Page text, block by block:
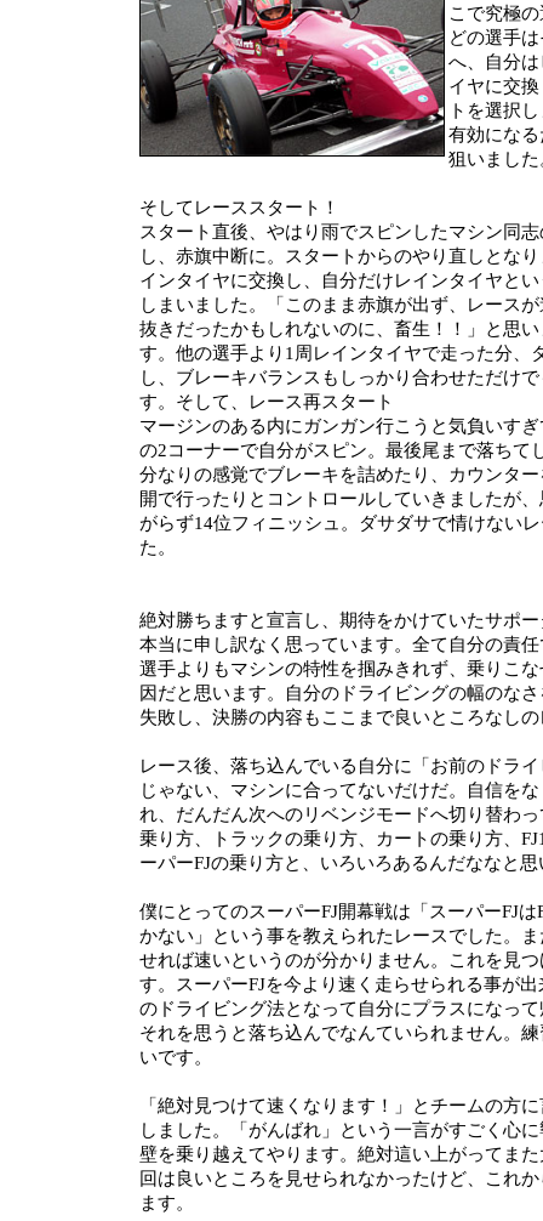
こで究極
どの選手
へ、自分
イヤに交
トを選択
有効にな
狙いました
そしてレーススタート！
スタート直後、やはり雨でスピンしたマシン同
し、赤旗中断に。スタートからのやり直しとな
インタイヤに交換し、自分だけレインタイヤと
しまいました。「このまま赤旗が出ず、レース
抜きだったかもしれないのに、畜生！！」と思
す。他の選手より1周レインタイヤで走った分、
し、ブレーキバランスもしっかり合わせただけ
す。そして、レース再スタート
マージンのある内にガンガン行こうと気負いす
の2コーナーで自分がスピン。最後尾まで落ちて
分なりの感覚でブレーキを詰めたり、カウンタ
開で行ったりとコントロールしていきましたが
がらず14位フィニッシュ。ダサダサで情けない
た。
絶対勝ちますと宣言し、期待をかけていたサポ
本当に申し訳なく思っています。全て自分の責
選手よりもマシンの特性を掴みきれず、乗りこ
因だと思います。自分のドライビングの幅のな
失敗し、決勝の内容もここまで良いところなし
レース後、落ち込んでいる自分に「お前のドラ
じゃない、マシンに合ってないだけだ。自信を
れ、だんだん次へのリベンジモードへ切り替わ
乗り方、トラックの乗り方、カートの乗り方、
ーパーFJの乗り方と、いろいろあるんだななと
僕にとってのスーパーFJ開幕戦は「スーパーFJ
かない」という事を教えられたレースでした。
せれば速いというのが分かりません。これを見
す。スーパーFJを今より速く走らせられる事が
のドライビング法となって自分にプラスになっ
それを思うと落ち込んでなんていられません。
いです。
「絶対見つけて速くなります！」とチームの方
しました。「がんばれ」という一言がすごく心
壁を乗り越えてやります。絶対這い上がってま
回は良いところを見せられなかったけど、これ
ます。